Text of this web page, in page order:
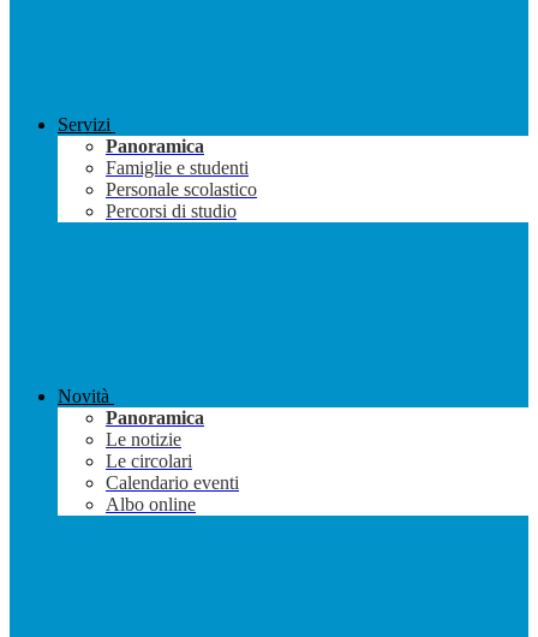
Servizi
Panoramica
Famiglie e studenti
Personale scolastico
Percorsi di studio
Novità
Panoramica
Le notizie
Le circolari
Calendario eventi
Albo online